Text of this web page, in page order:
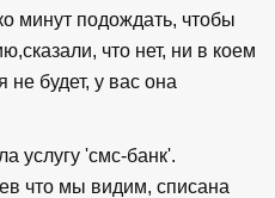
минут подождать, чтобы
что нет, ни в коем
не будет, у вас она
услугу 'смс-банк'.
что мы видим, списана